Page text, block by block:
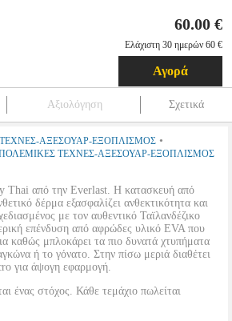
60.00 €
Ελάχιστη 30 ημερών 60 €
Αγορά
Αξιολόγηση Σχετικά
ΑΞΕΣΟΥΑΡ-ΕΞΟΠΛΙΣΜΟΣ •
ΠΟΛΕΜΙΚΕΣ ΤΕΧΝΕΣ-ΑΞΕΣΟΥΑΡ-ΕΞΟΠΛΙΣΜΟΣ
Thai από την Everlast. Η κατασκευή από
δέρμα εξασφαλίζει ανθεκτικότητα και
με τον αυθεντικό Ταϊλανδέζικο
επένδυση από αφρώδες υλικό EVA που
καθώς μπλοκάρει τα πιο δυνατά χτυπήματα
ή το γόνατο. Στην πίσω μεριά διαθέτει
για άψογη εφαρμογή.
ένας στόχος. Κάθε τεμάχιο πωλείται